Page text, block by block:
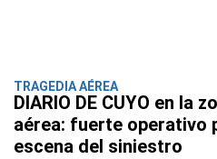
TRAGEDIA AÉREA
DIARIO DE CUYO en la
aérea: fuerte operativo
escena del siniestro